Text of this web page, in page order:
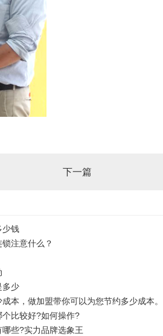
下一篇
少钱
注意什么？
多少
本，做加盟带你可以为您节约多少成本。
比较好?如何操作?
些?实力品牌选象王